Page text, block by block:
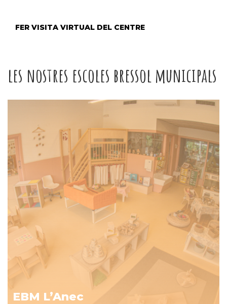
FER VISITA VIRTUAL DEL CENTRE
les nostres escoles bressol municipals
EBM L’Anec